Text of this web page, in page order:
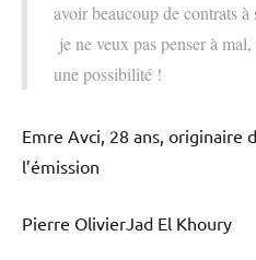
avoir beaucoup de contrats
je ne veux pas penser à
une possibilité !
Emre Avci, 28 ans, originaire
l’émission
Pierre OlivierJad El Khoury